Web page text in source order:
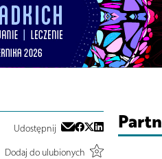
Udostępnij
Dodaj do ulubionych